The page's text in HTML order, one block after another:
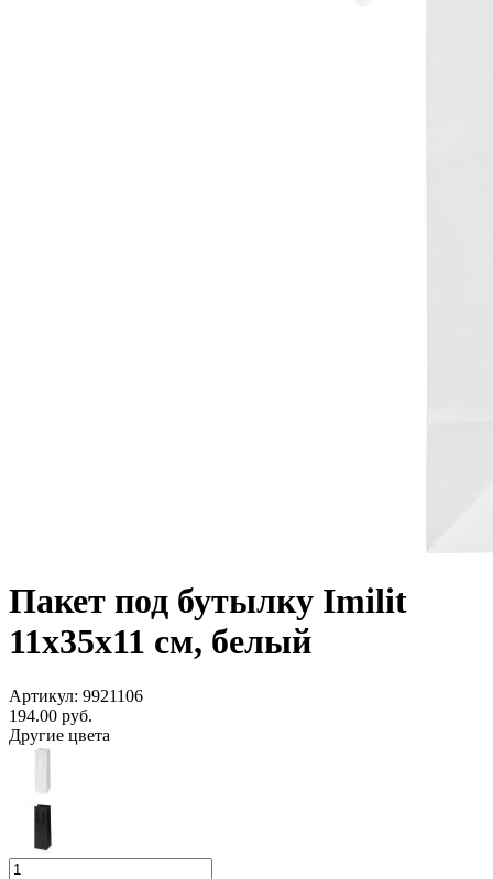
Пакет под бутылку Imilit
11х35х11 см, белый
Артикул: 9921106
194.00 руб.
Другие цвета